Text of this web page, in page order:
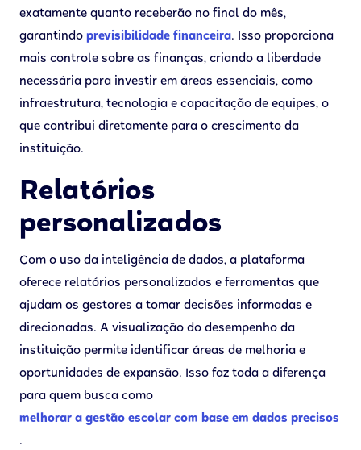
exatamente quanto receberão no final do mês,
garantindo previsibilidade financeira. Isso proporciona
mais controle sobre as finanças, criando a liberdade
necessária para investir em áreas essenciais, como
infraestrutura, tecnologia e capacitação de equipes, o
que contribui diretamente para o crescimento da
instituição.
Relatórios
personalizados
Com o uso da inteligência de dados, a plataforma
oferece relatórios personalizados e ferramentas que
ajudam os gestores a tomar decisões informadas e
direcionadas. A visualização do desempenho da
instituição permite identificar áreas de melhoria e
oportunidades de expansão. Isso faz toda a diferença
para quem busca como
melhorar a gestão escolar com base em dados precisos
.